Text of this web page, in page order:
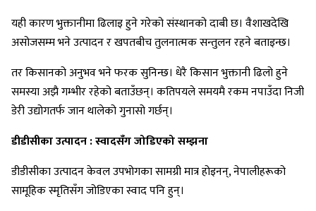
यही कारण भुक्तानीमा ढिलाइ हुने गरेको संस्थानको दाबी छ। वैशाखदेखि
असोजसम्म भने उत्पादन र खपतबीच तुलनात्मक सन्तुलन रहने बताइन्छ।
तर किसानको अनुभव भने फरक सुनिन्छ। धेरै किसान भुक्तानी ढिलो हुने
समस्या अझै गम्भीर रहेको बताउँछन्। कतिपयले समयमै रकम नपाउँदा निजी
डेरी उद्योगतर्फ जान थालेको गुनासो गर्छन्।
डीडीसीका उत्पादन : स्वादसँग जोडिएको सम्झना
डीडीसीका उत्पादन केवल उपभोगका सामग्री मात्र होइनन्, नेपालीहरूको
सामूहिक स्मृतिसँग जोडिएका स्वाद पनि हुन्।